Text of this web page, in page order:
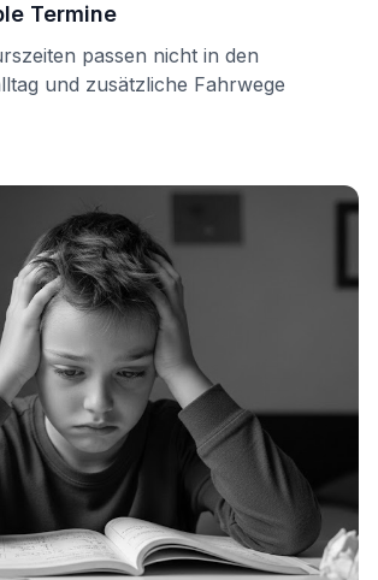
Termine
passen nicht in den
und zusätzliche Fahrwege